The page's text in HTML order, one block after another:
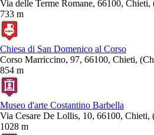
Via delle Terme Romane, 66100,
733 m
Chiesa di San Domenico al Corso
Corso Marriccino, 97, 66100, Chieti,
854 m
Museo d'arte Costantino Barbella
Via Cesare De Lollis, 10, 66100,
1028 m